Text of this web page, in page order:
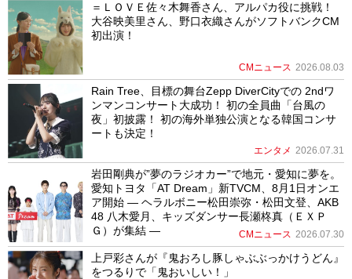
＝ＬＯＶＥ佐々木舞香さん、アルパカ役に挑戦！
大谷映美里さん、野口衣織さんがソフトバンクCM
初出演！
CMニュース 2026.08.03
Rain Tree、目標の舞台Zepp DiverCityでの 2ndワ
ンマンコンサート大成功！ 初の全員曲「台風の
夜」初披露！ 初の海外単独公演となる韓国コンサ
ートも決定！
エンタメ 2026.07.31
岩田剛典が”夢のラジオカー”で地元・愛知に夢を。
愛知トヨタ「AT Dream」新TVCM、8月1日オンエ
ア開始 ― ヘラルボニー松田崇弥・松田文登、AKB
48 八木愛月、キッズダンサー長瀬柊真（ＥＸＰ
Ｇ）が集結 ―
CMニュース 2026.07.30
上戸彩さんが『鬼おろし豚しゃぶぶっかけうどん』
をつるりで「鬼おいしい！」